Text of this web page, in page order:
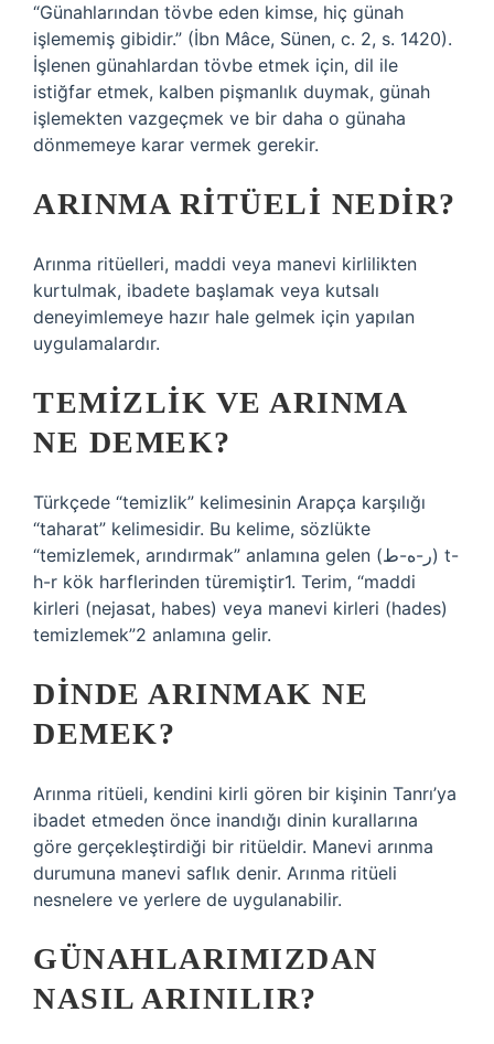
“Günahlarından tövbe eden kimse, hiç günah
işlememiş gibidir.” (İbn Mâce, Sünen, c. 2, s. 1420).
İşlenen günahlardan tövbe etmek için, dil ile
istiğfar etmek, kalben pişmanlık duymak, günah
işlemekten vazgeçmek ve bir daha o günaha
dönmemeye karar vermek gerekir.
ARINMA RITÜELI NEDIR?
Arınma ritüelleri, maddi veya manevi kirlilikten
kurtulmak, ibadete başlamak veya kutsalı
deneyimlemeye hazır hale gelmek için yapılan
uygulamalardır.
TEMIZLIK VE ARINMA
NE DEMEK?
Türkçede “temizlik” kelimesinin Arapça karşılığı
“taharat” kelimesidir. Bu kelime, sözlükte
“temizlemek, arındırmak” anlamına gelen (ر-ه-ط) t-
h-r kök harflerinden türemiştir1. Terim, “maddi
kirleri (nejasat, habes) veya manevi kirleri (hades)
temizlemek”2 anlamına gelir.
DINDE ARINMAK NE
DEMEK?
Arınma ritüeli, kendini kirli gören bir kişinin Tanrı’ya
ibadet etmeden önce inandığı dinin kurallarına
göre gerçekleştirdiği bir ritüeldir. Manevi arınma
durumuna manevi saflık denir. Arınma ritüeli
nesnelere ve yerlere de uygulanabilir.
GÜNAHLARIMIZDAN
NASIL ARINILIR?